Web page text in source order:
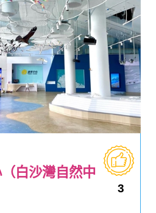
白沙灣自然中
3